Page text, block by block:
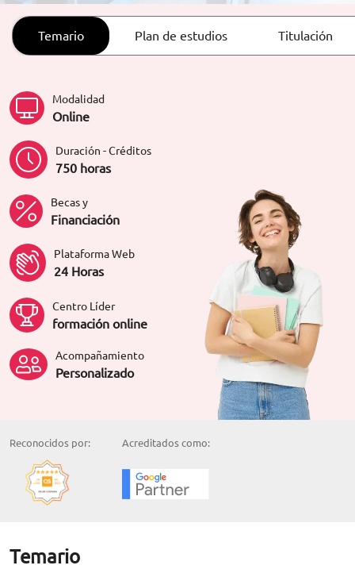
Temario Plan de estudios Titulación
Modalidad
Online
Duración - Créditos
750 horas
Becas y
Financiación
Plataforma Web
24 Horas
Centro Líder
formación online
Acompañamiento
Personalizado
Reconocidos por: Acreditados como:
Temario